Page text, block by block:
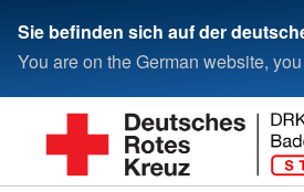
Sie befinden sich auf der
You are on the German website,